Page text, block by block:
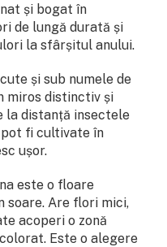
și bogat în
de lungă durată și
la sfârșitul anului.
și sub numele de
miros distinctiv și
la distanță insectele
pot fi cultivate în
ușor.
este o floare
soare. Are flori mici,
acoperi o zonă
Este o alegere